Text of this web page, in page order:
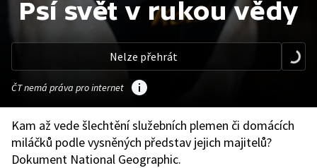
Psí svět v rukou vědy
Nelze přehrát
ČT nemá práva pro internet
Kam až vede šlechtění služebních plemen či domácích
miláčků podle vysněných představ jejich majitelů?
Dokument National Geographic.